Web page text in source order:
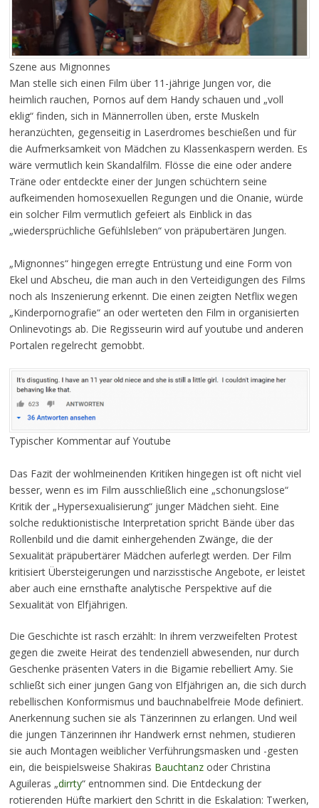
Szene aus Mignonnes
Man stelle sich einen Film über 11-jährige Jungen vor, die
heimlich rauchen, Pornos auf dem Handy schauen und „voll
eklig“ finden, sich in Männerrollen üben, erste Muskeln
heranzüchten, gegenseitig in Laserdromes beschießen und für
die Aufmerksamkeit von Mädchen zu Klassenkaspern werden. Es
wäre vermutlich kein Skandalfilm. Flösse die eine oder andere
Träne oder entdeckte einer der Jungen schüchtern seine
aufkeimenden homosexuellen Regungen und die Onanie, würde
ein solcher Film vermutlich gefeiert als Einblick in das
„wiedersprüchliche Gefühlsleben“ von präpubertären Jungen.
„Mignonnes“ hingegen erregte Entrüstung und eine Form von
Ekel und Abscheu, die man auch in den Verteidigungen des Films
noch als Inszenierung erkennt. Die einen zeigten Netflix wegen
„Kinderpornografie“ an oder werteten den Film in organisierten
Onlinevotings ab. Die Regisseurin wird auf youtube und anderen
Portalen regelrecht gemobbt.
Typischer Kommentar auf Youtube
Das Fazit der wohlmeinenden Kritiken hingegen ist oft nicht viel
besser, wenn es im Film ausschließlich eine „schonungslose“
Kritik der „Hypersexualisierung“ junger Mädchen sieht. Eine
solche reduktionistische Interpretation spricht Bände über das
Rollenbild und die damit einhergehenden Zwänge, die der
Sexualität präpubertärer Mädchen auferlegt werden. Der Film
kritisiert Übersteigerungen und narzisstische Angebote, er leistet
aber auch eine ernsthafte analytische Perspektive auf die
Sexualität von Elfjährigen.
Die Geschichte ist rasch erzählt: In ihrem verzweifelten Protest
gegen die zweite Heirat des tendenziell abwesenden, nur durch
Geschenke präsenten Vaters in die Bigamie rebelliert Amy. Sie
schließt sich einer jungen Gang von Elfjährigen an, die sich durch
rebellischen Konformismus und bauchnabelfreie Mode definiert.
Anerkennung suchen sie als Tänzerinnen zu erlangen. Und weil
die jungen Tänzerinnen ihr Handwerk ernst nehmen, studieren
sie auch Montagen weiblicher Verführungsmasken und -gesten
ein, die beispielsweise Shakiras Bauchtanzoder Christina
Aguileras „dirrty“ entnommen sind. Die Entdeckung der
rotierenden Hüfte markiert den Schritt in die Eskalation: Twerken,